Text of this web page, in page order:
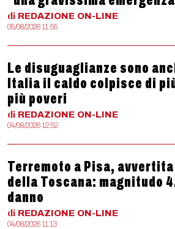
di REDAZIONE ON-LINE
05/08/2026 11:55
Le disuguaglianze sono
Italia il caldo colpisce di
più poveri
di REDAZIONE ON-LINE
04/08/2026 12:52
Terremoto a Pisa,
della Toscana: magnitudo
danno
di REDAZIONE ON-LINE
04/08/2026 11:13